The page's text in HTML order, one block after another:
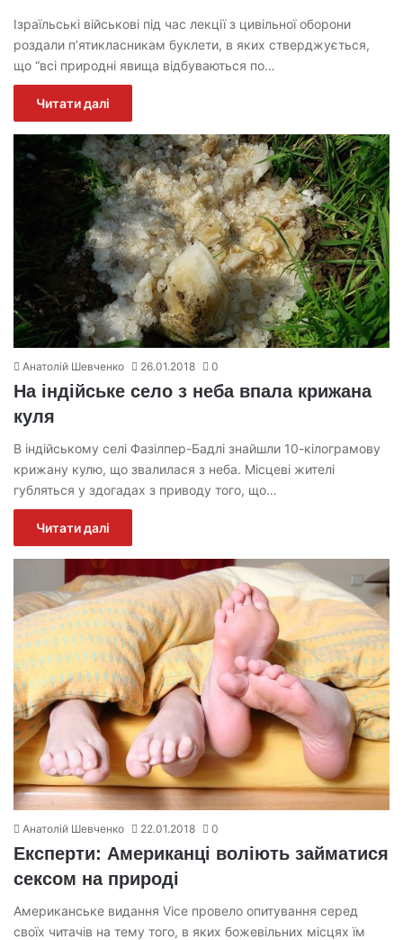
Ізраїльські військові під час лекції з цивільної оборони
роздали п’ятикласникам буклети, в яких стверджується,
що “всі природні явища відбуваються по…
Читати далі
Анатолій Шевченко 26.01.2018 0
На індійське село з неба впала крижана
куля
В індійському селі Фазілпер-Бадлі знайшли 10-кілограмову
крижану кулю, що звалилася з неба. Місцеві жителі
губляться у здогадах з приводу того, що…
Читати далі
Анатолій Шевченко 22.01.2018 0
Експерти: Американці воліють займатися
сексом на природі
Американське видання Vice провело опитування серед
своїх читачів на тему того, в яких божевільних місцях їм